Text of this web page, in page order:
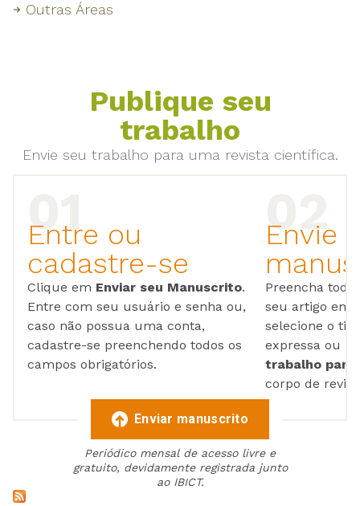
Outras Áreas
Publique seu
trabalho
Envie seu trabalho para uma revista científica.
Entre ou
cadastre-se
Clique em Enviar seu Manuscrito.
Entre com seu usuário e senha ou,
caso não possua uma conta,
cadastre-se preenchendo todos os
campos obrigatórios.
Envie
Preencha
seu artigo em
selecione o
expressa ou
trabalho para
corpo de
Enviar manuscrito
Periódico mensal de acesso livre e
gratuito, devidamente registrada junto
ao IBICT.